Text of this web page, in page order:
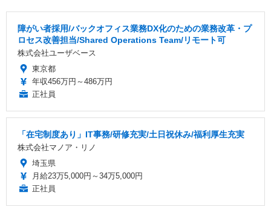
障がい者採用/バックオフィス業務DX化のための業務改革・プ
ロセス改善担当/Shared Operations Team/リモート可
株式会社ユーザベース
東京都
年収456万円～486万円
正社員
「在宅制度あり」IT事務/研修充実/土日祝休み/福利厚生充実
株式会社マノア・リノ
埼玉県
月給23万5,000円～34万5,000円
正社員